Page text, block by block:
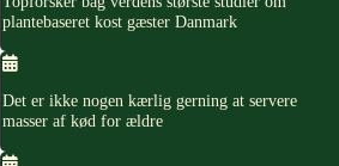
plantebaseret kost gæster Danmark
Det er ikke nogen kærlig gerning at servere
masser af kød for ældre